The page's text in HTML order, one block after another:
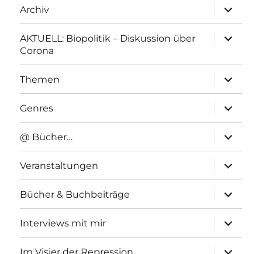
Archiv
anzeigen
AKTUELL: Biopolitik – Diskussion über
Corona
anzeigen
Themen
anzeigen
Genres
anzeigen
@ Bücher…
anzeigen
Veranstaltungen
anzeigen
Bücher & Buchbeiträge
anzeigen
Interviews mit mir
anzeigen
Im Visier der Repression